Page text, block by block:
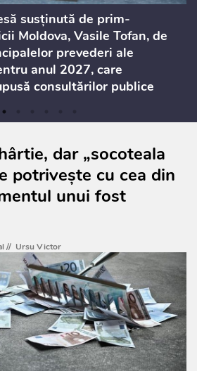
susținută de prim-
Moldova, Vasile Tofan, de
prevederi ale
anul 2027, care
consultărilor publice
dar „socoteala
potrivește cu cea din
unui fost
// Ursu Victor